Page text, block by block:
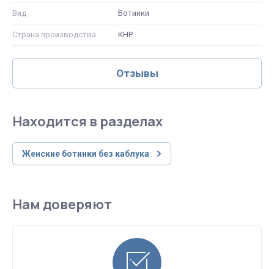
Вид Ботинки
Страна производства КНР
Отзывы
Находится в разделах
Женские ботинки без каблука
Нам доверяют